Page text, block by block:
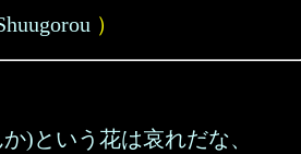
）
)という花は哀れだな、